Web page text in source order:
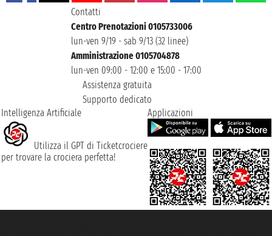
Contatti
Centro Prenotazioni 0105733006
lun-ven 9/19 - sab 9/13 (32 linee)
Amministrazione 0105704878
lun-ven 09:00 - 12:00 e 15:00 - 17:00
Assistenza gratuita
Supporto dedicato
Intelligenza Artificiale
Utilizza il GPT di Ticketcrociere
per trovare la crociera perfetta!
Applicazioni